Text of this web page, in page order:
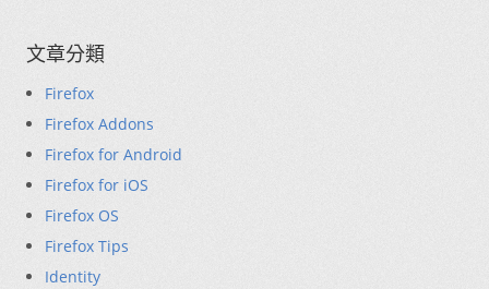
文章分類
Firefox
Firefox Addons
Firefox for Android
Firefox for iOS
Firefox OS
Firefox Tips
Identity